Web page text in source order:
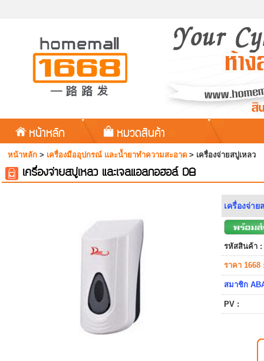
หน้าหลัก หมวดสินค้า
หน้าหลัก > เครื่องมืออุปกรณ์ และน้ำยาทำความสะอาด > เครื่องจ่ายสบู่เหลว
เครื่องจ่ายสบู่เหลว และเจลแอลกอฮอล์ DB
เครื่องจ่า
รหัสสินค้า :
ราคา 1668
สมาชิก
PV :